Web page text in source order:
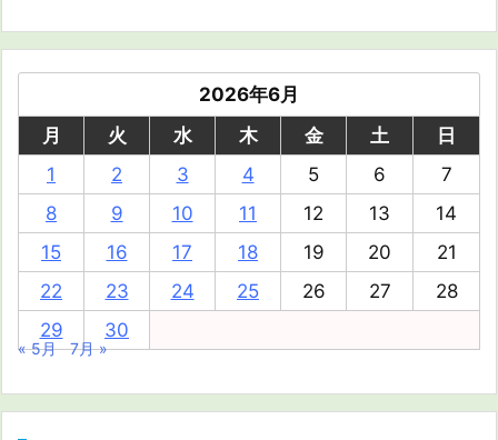
2026年6月
月
火 水 木 金 土
日
1
2 3 4 5 6
7
8
9 10 11 12 13
14
15
16 17 18 19 20
21
22
23 24 25 26 27
28
29
30
« 5月 7月 »